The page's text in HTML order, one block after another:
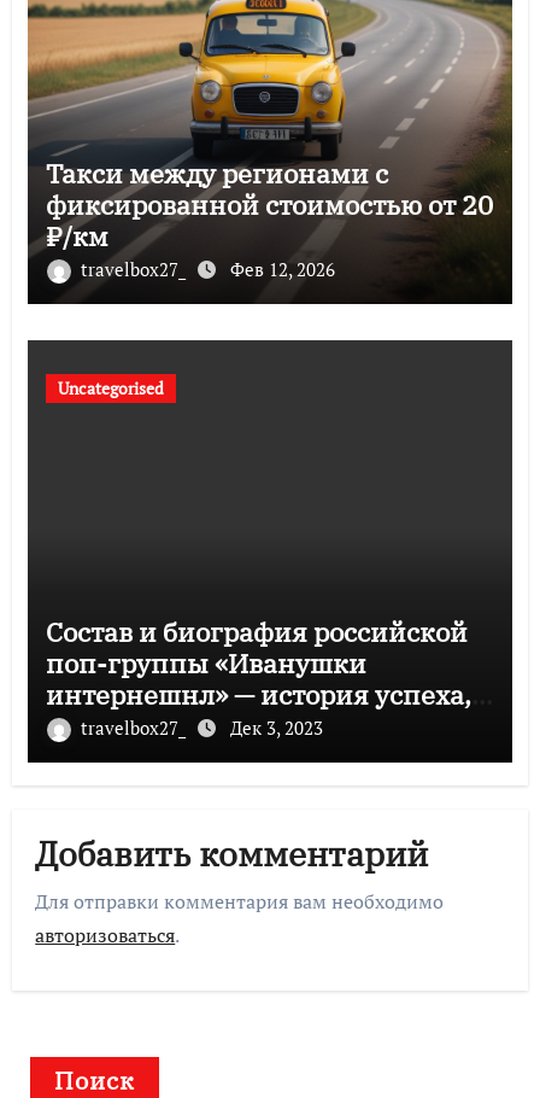
Такси между регионами с
фиксированной стоимостью от 20
₽/км
travelbox27_ Фев 12, 2026
Uncategorised
Состав и биография российской
поп-группы «Иванушки
интернешнл» — история успеха,
музыка и судьбы участников
travelbox27_ Дек 3, 2023
Добавить комментарий
Для отправки комментария вам необходимо
авторизоваться.
Поиск